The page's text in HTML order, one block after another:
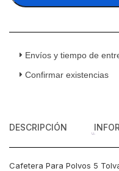
Para
5
120v
Envíos y tiempo de
Confirmar existencias
DESCRIPCIÓN
Cafetera Para Polvos 5